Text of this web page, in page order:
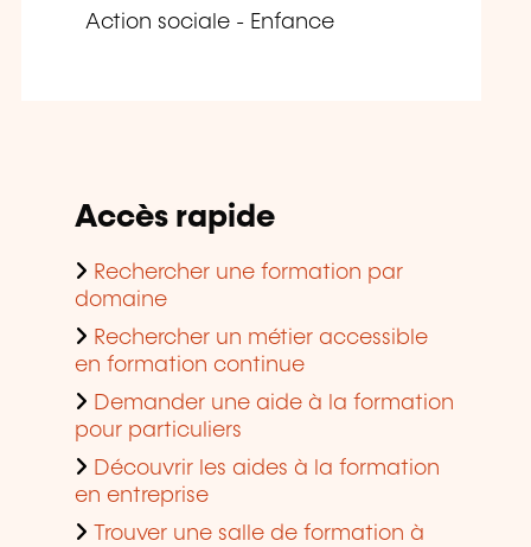
Action sociale - Enfance
Accès rapide
Rechercher une formation par
domaine
Rechercher un métier accessible
en formation continue
Demander une aide à la formation
pour particuliers
Découvrir les aides à la formation
en entreprise
Trouver une salle de formation à